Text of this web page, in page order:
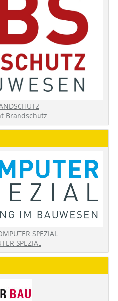
Brandschutz
SPEZIAL
SPEZIAL